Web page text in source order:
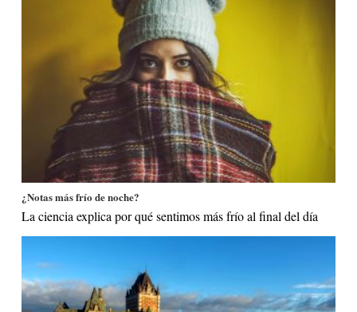
¿Notas más frío de noche?
La ciencia explica por qué sentimos más frío al final del día